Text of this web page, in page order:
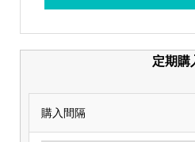
定期購
購入間隔